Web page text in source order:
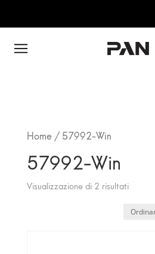
Home/ 57992-Win
57992-Win
Visualizzazione di 2 risultati